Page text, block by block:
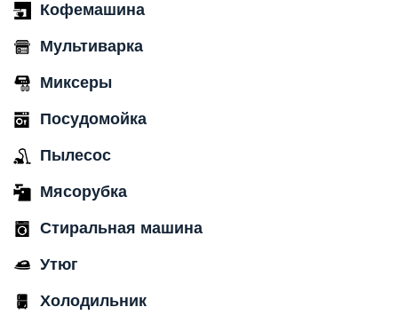
Кофемашина
Мультиварка
Миксеры
Посудомойка
Пылесос
Мясорубка
Стиральная машина
Утюг
Холодильник